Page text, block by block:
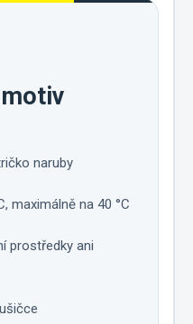
naruby
maximálně na 40 °C
prostředky ani